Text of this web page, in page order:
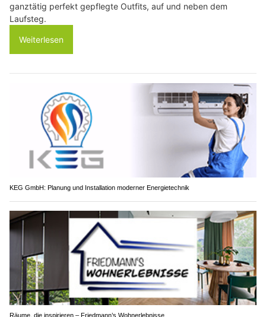
ganztätig perfekt gepflegte Outfits, auf und neben dem
Laufsteg.
Weiterlesen
KEG GmbH: Planung und Installation moderner Energietechnik
Räume, die inspirieren – Friedmann’s Wohnerlebnisse